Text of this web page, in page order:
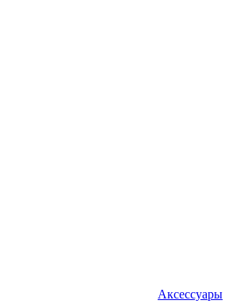
Аксессуары